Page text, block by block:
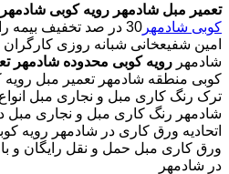
تعمیر مبل شادمهر رویه کوبی شادمهر
کوبی شادمهر
امین شفیعخانی شبانه روزی
شادمهر رویه کوبی محدوده شادمهر
کوبی منطقه شادمهر تعمیر مبل رویه
ترک رنگ کاری مبل و نجاری مبل انواع
شادمهر رنگ کاری مبل و نجاری مبل
اتحادیه ورق کاری در شادمهر رویه
ورق کاری مبل حمل و نقل رایگان و
در شادمهر